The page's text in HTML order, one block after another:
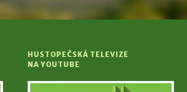
HUSTOPEČSKÁ TELEVIZE
NA YOUTUBE